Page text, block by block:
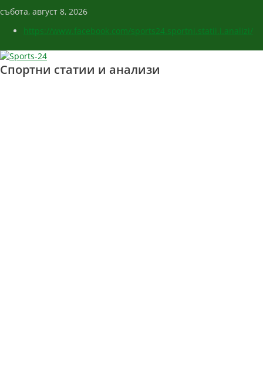
събота, август 8, 2026
https://www.facebook.com/sports24.sportni.statii.i.analizi/
Спортни статии и анализи